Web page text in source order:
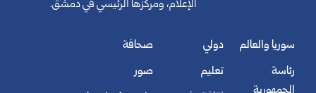
الإعلام، ومركزها الرئيسي في دمشق.
سوريا والعالم
رئاسة
دولي
تعليم
صحافة
صور